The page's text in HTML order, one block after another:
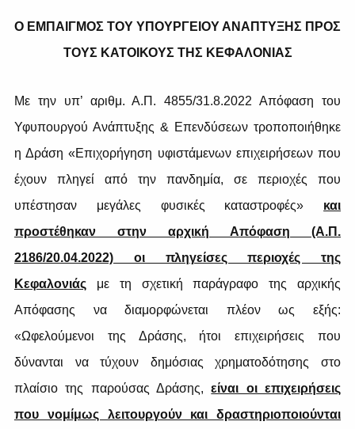
Ο ΕΜΠΑΙΓΜΟΣ ΤΟΥ ΥΠΟΥΡΓΕΙΟΥ ΑΝΑΠΤΥΞΗΣ ΠΡΟΣ
ΤΟΥΣ ΚΑΤΟΙΚΟΥΣ ΤΗΣ ΚΕΦΑΛΟΝΙΑΣ
Με την υπ’ αριθμ. Α.Π. 4855/31.8.2022 Απόφαση του
Υφυπουργού Ανάπτυξης & Επενδύσεων τροποποιήθηκε
η Δράση «Επιχορήγηση υφιστάμενων επιχειρήσεων που
έχουν πληγεί από την πανδημία, σε περιοχές που
υπέστησαν μεγάλες φυσικές καταστροφές» και
προστέθηκαν στην αρχική Απόφαση (Α.Π.
2186/20.04.2022) οι πληγείσες περιοχές της
Κεφαλονιάςμε τη σχετική παράγραφο της αρχικής
Απόφασης να διαμορφώνεται πλέον ως εξής:
«Ωφελούμενοι της Δράσης, ήτοι επιχειρήσεις που
δύνανται να τύχουν δημόσιας χρηματοδότησης στο
πλαίσιο της παρούσας Δράσης,είναι οι επιχειρήσεις
που νομίμως λειτουργούν και δραστηριοποιούνται